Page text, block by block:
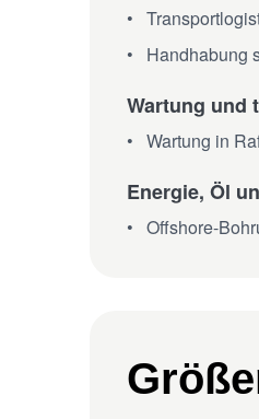
Handhabung
Wartung und
Wartung in
Energie, Öl
Offshore-